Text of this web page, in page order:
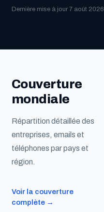
Dernière mise à jour 7 août 2026
Couverture
mondiale
Répartition détaillée des
entreprises, emails et
téléphones par pays et
région.
Voir la couverture
complète →